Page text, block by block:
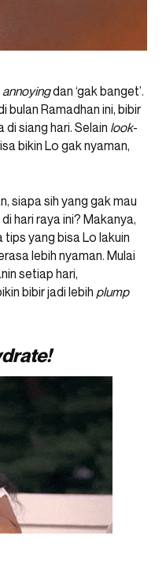
annoyingdan ‘gak banget’.
bulan Ramadhan ini, bibir
siang hari. Selain look-
bikin Lo gak nyaman,
siapa sih yang gak mau
hari raya ini? Makanya,
yang bisa Lo lakuin
lebih nyaman. Mulai
setiap hari,
bibir jadi lebih plump